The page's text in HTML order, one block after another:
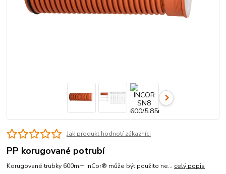
Jak produkt hodnotí zákazníci
PP korugované potrubí
Korugované trubky 600mm InCor® může být použito ne... celý popis